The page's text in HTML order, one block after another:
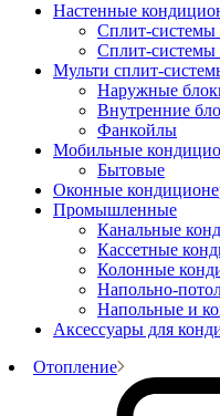
Настенные
Сплит-системы
Сплит-системы
Мульти сплит-
Наружные
Внутренние
Фанкойлы
Мобильные
Бытовые
Оконные
Промышленные
Канальные
Кассетные
Колонные
Напольно-
Напольные и
Аксессуары для
Отопление